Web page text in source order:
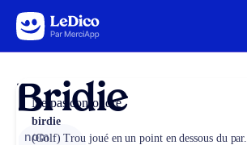
Aller au contenu
Bridie
nom
Ne pas confondre
birdie
(Golf) Trou joué en un point en dessous du par.